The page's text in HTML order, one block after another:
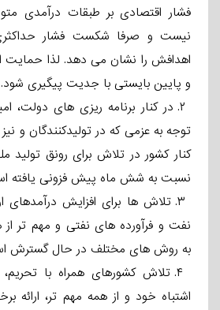
فشار اقتصادی بر طبقات درآمدی
نیست و صرفا شکست فشار حداکثری
اهدافش را نشان می دهد. لذا حمایت
و پایین بایستی با جدیت پیگیری شود.
۲. در کنار برنامه ریزی های دولت،
توجه به عزمی که در تولیدکنندگان و
کنار کشور در تلاش برای رونق
نسبت به شش ماه پیش فزونی یافته
٣. تلاش ها برای افزایش درآمدهای
نفت و فرآورده های نفتی و مهم تر
به روش های مختلف در حال گسترش
۴. تلاش کشورهای همراه با
اشتباه خود و از همه مهم تر، ارائه